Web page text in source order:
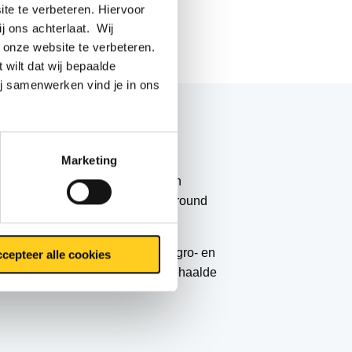
te verbeteren. Hiervoor
ons achterlaat. Wij
website te verbeteren.
dat wij bepaalde
samenwerken vind je in ons
Marketing
alle cookies
en lassen.Hij is een ervaren
jaren later weer. Echt een all-round
diverse sectoren: van afval-, agro- en
van origine en behaalde